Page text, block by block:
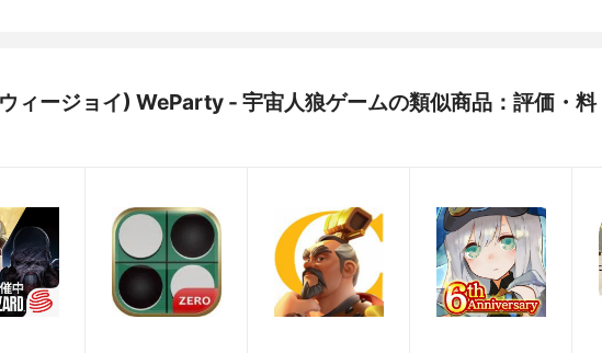
ィージョイ) WeParty - 宇宙人狼ゲームの類似商品：評価・料